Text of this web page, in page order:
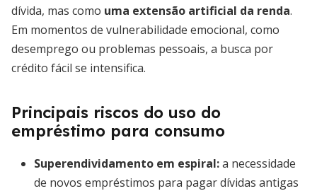
dívida, mas como uma extensão artificial da renda.
Em momentos de vulnerabilidade emocional, como
desemprego ou problemas pessoais, a busca por
crédito fácil se intensifica.
Principais riscos do uso do
empréstimo para consumo
Superendividamento em espiral:a necessidade
de novos empréstimos para pagar dívidas antigas